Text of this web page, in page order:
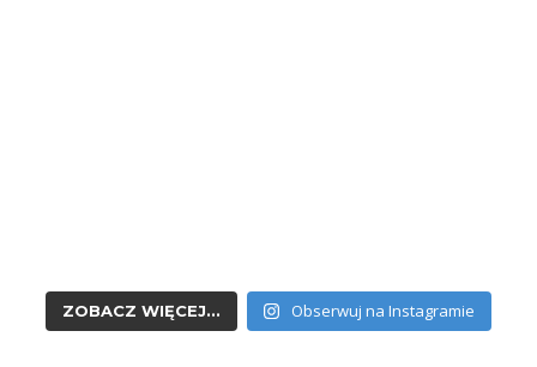
ZOBACZ WIĘCEJ... Obserwuj na Instagramie